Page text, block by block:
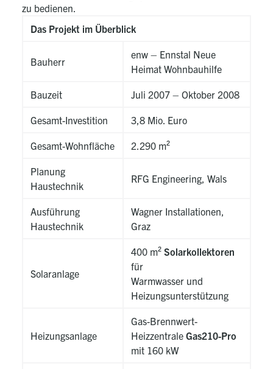
zu bedienen.
Das Projekt im Überblick
Bauherr
enw – Ennstal Neue
Heimat Wohnbauhilfe
Bauzeit Juli 2007 – Oktober 2008
Gesamt-Investition 3,8 Mio. Euro
Gesamt-Wohnfläche 2.290 m²
Planung
Haustechnik
RFG Engineering, Wals
Ausführung
Haustechnik
Wagner Installationen,
Graz
Solaranlage
400 m² Solarkollektoren
für
Warmwasser und
Heizungsunterstützung
Heizungsanlage
Gas-Brennwert-
Heizzentrale Gas210-Pro
mit 160 kW